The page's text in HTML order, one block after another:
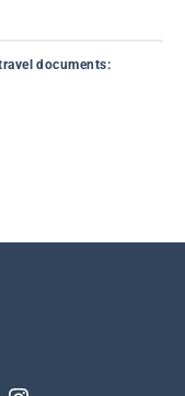
documents: